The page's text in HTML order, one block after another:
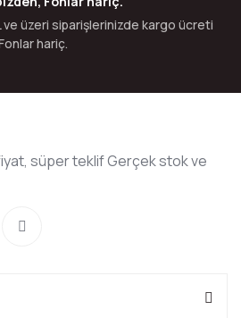
ve üzeri siparişlerinizde kargo ücreti
hariç.
süper teklif Gerçek stok ve